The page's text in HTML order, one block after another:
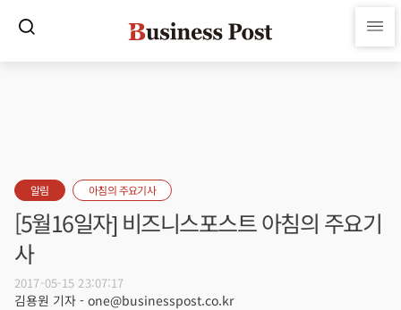
알림 아침의 주요기사
[5월16일자] 비즈니스포스트 아침의 주요기
사
2017-05-15 23:07:17
김용원 기자 - one@businesspost.co.kr